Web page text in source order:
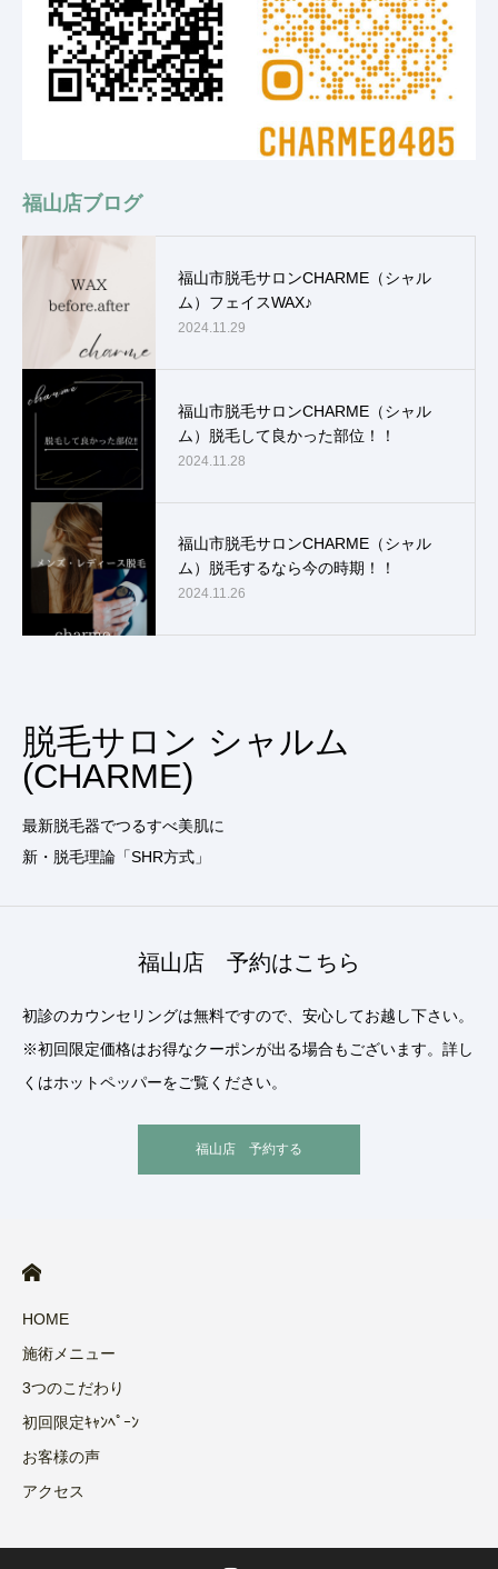
福山店ブログ
福山市脱毛サロンCHARME（シャル
ム）フェイスWAX♪
2024.11.29
福山市脱毛サロンCHARME（シャル
ム）脱毛して良かった部位！！
2024.11.28
福山市脱毛サロンCHARME（シャル
ム）脱毛するなら今の時期！！
2024.11.26
脱毛サロン シャルム
(CHARME)
最新脱毛器でつるすべ美肌に
新・脱毛理論「SHR方式」
福山店 予約はこちら
初診のカウンセリングは無料ですので、安心してお越し下さい。
※初回限定価格はお得なクーポンが出る場合もございます。詳し
くはホットペッパーをご覧ください。
福山店 予約する
HOME
施術メニュー
3つのこだわり
初回限定ｷｬﾝﾍﾟｰﾝ
お客様の声
アクセス